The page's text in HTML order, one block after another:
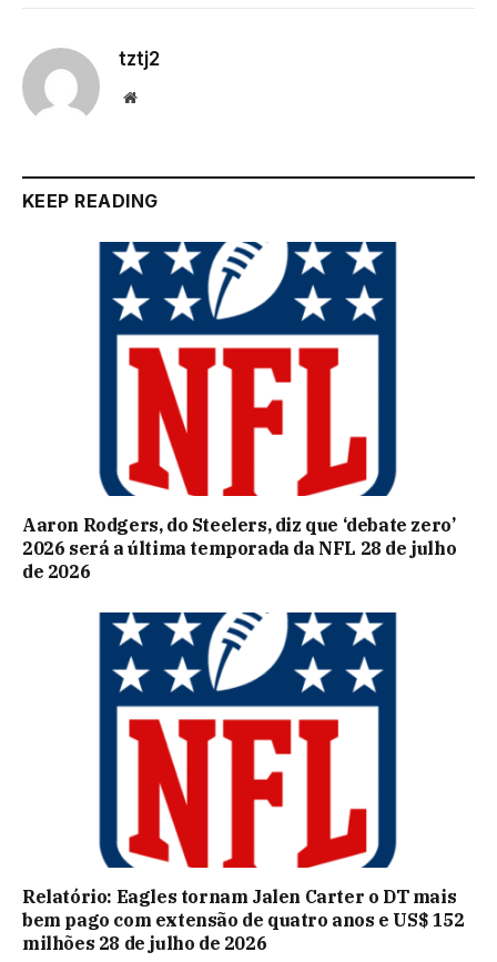
tztj2
Website
KEEP READING
Aaron Rodgers, do Steelers, diz que ‘debate zero’
2026 será a última temporada da NFL 28 de julho
de 2026
Relatório: Eagles tornam Jalen Carter o DT mais
bem pago com extensão de quatro anos e US$ 152
milhões 28 de julho de 2026